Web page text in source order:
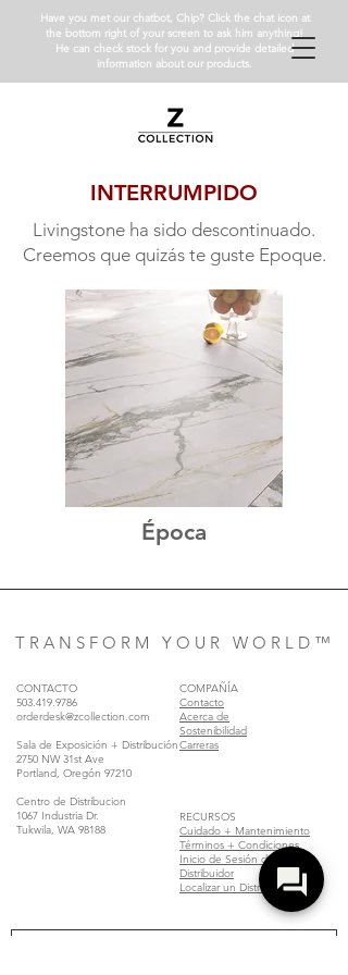
Have you met our chatbot, Chip? Click the chat icon at
the bottom right of your screen to ask him anything!
He can check stock for you and provide detailed
information about our products.
INTERRUMPIDO
Livingstone ha sido descontinuado.
Creemos que quizás te guste Epoque.
Época
T R A N S F O R M Y O U R W O R L D ™
CONTACTO
503.419.9786
orderdesk@zcollection.com
Sala de Exposición + Distribución
2750 NW 31st Ave
Portland, Oregón 97210
Centro de Distribucion
1067 Industria Dr.
Tukwila, WA 98188
COMPAÑÍA
Contacto
Acerca de
Sostenibilidad
Carreras
RECURSOS
Cuidado + Mantenimiento
Términos + Condiciones
Inicio de Sesión del
Distribuidor
Localizar un Distribuidor